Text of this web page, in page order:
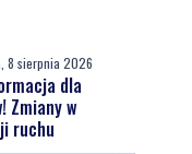
8 sierpnia 2026
dla
Zmiany w
ruchu